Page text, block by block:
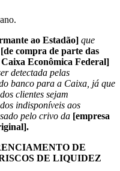
ao Estadão] que
[de compra de parte das
Econômica Federal]
detectada pelas
banco para a Caixa, já que
clientes sejam
indisponíveis aos
pelo crivo da [empresa
DE
DE LIQUIDEZ